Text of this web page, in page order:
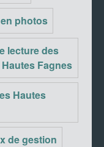
photos
lecture des
Fagnes
Hautes
de gestion